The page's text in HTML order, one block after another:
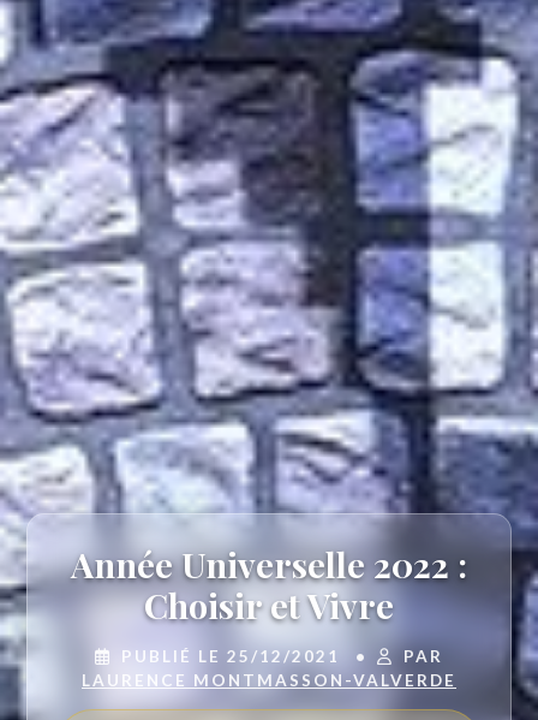
Année Universelle 2022 :
Choisir et Vivre
PUBLIÉ LE 25/12/2021 •
PAR
LAURENCE MONTMASSON-VALVERDE